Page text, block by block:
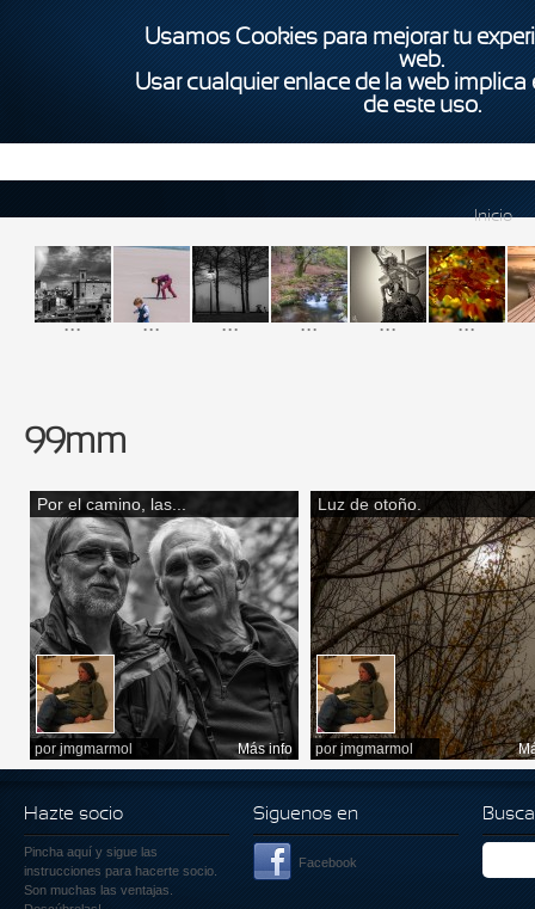
Usamos Cookies para mejorar tu
web.
Usar cualquier enlace de la web
de este uso.
Inicio
... ... ... ... ... ...
99mm
Por el camino, las...
por jmgmarmol Más info
Luz de otoño.
por jmgmarmol
Hazte socio
Pincha aquí y sigue las
instrucciones para hacerte socio.
Son muchas las ventajas.
Siguenos en
Facebook